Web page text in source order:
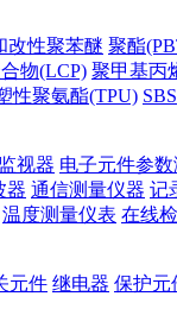
改性聚苯醚 聚酯
物(LCP) 聚甲基丙
性聚氨酯(TPU) SBS
监视器 电子元件参
器 通信测量仪器 记
温度测量仪表 在线
元件 继电器 保护元